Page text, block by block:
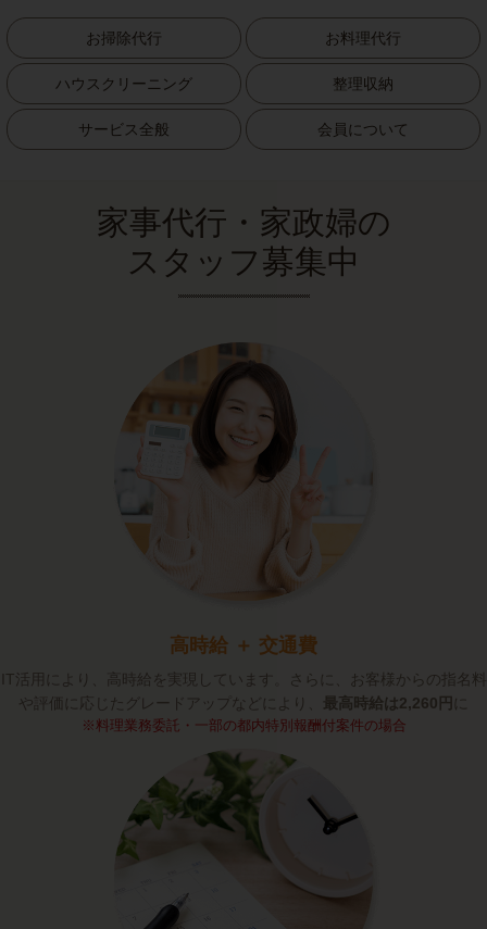
お掃除代行 お料理代行
ハウスクリーニング 整理収納
サービス全般 会員について
家事代行・家政婦の
スタッフ募集中
高時給 ＋ 交通費
IT活用により、高時給を実現しています。さらに、お客様からの指名料
や評価に応じたグレードアップなどにより、 最高時給は2,260円 に
※料理業務委託・一部の都内特別報酬付案件の場合